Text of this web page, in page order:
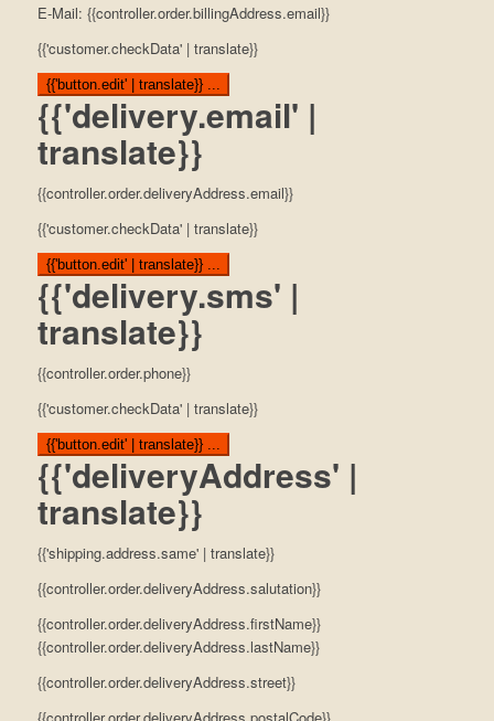
E-Mail: {{controller.order.billingAddress.email}}
{{'customer.checkData' | translate}}
{{'button.edit' | translate}} ...
{{'delivery.email' |
translate}}
{{controller.order.deliveryAddress.email}}
{{'customer.checkData' | translate}}
{{'button.edit' | translate}} ...
{{'delivery.sms' |
translate}}
{{controller.order.phone}}
{{'customer.checkData' | translate}}
{{'button.edit' | translate}} ...
{{'deliveryAddress' |
translate}}
{{'shipping.address.same' | translate}}
{{controller.order.deliveryAddress.salutation}}
{{controller.order.deliveryAddress.firstName}}
{{controller.order.deliveryAddress.lastName}}
{{controller.order.deliveryAddress.street}}